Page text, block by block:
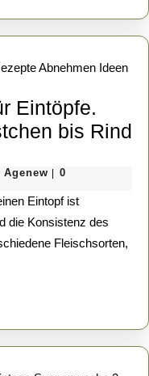
Eintöpfe.
bis Rind
Erik
van
Agenew
0
die Konsistenz des
Fleischsorten,